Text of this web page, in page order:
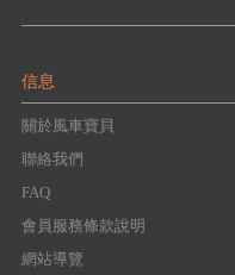
信息
關於風車寶貝
聯絡我們
FAQ
會員服務條款說明
網站導覽